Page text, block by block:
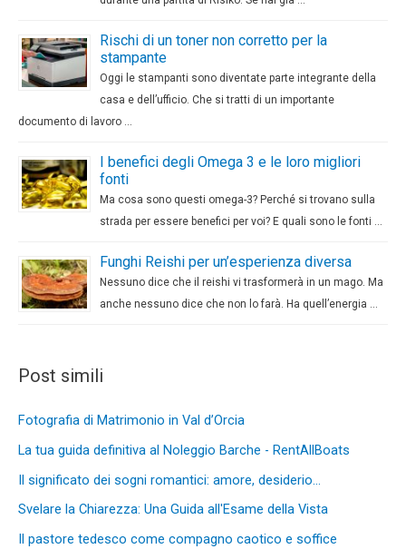
Rischi di un toner non corretto per la
stampante
Oggi le stampanti sono diventate parte integrante della
casa e dell’ufficio. Che si tratti di un importante
documento di lavoro …
I benefici degli Omega 3 e le loro migliori
fonti
Ma cosa sono questi omega-3? Perché si trovano sulla
strada per essere benefici per voi? E quali sono le fonti …
Funghi Reishi per un’esperienza diversa
Nessuno dice che il reishi vi trasformerà in un mago. Ma
anche nessuno dice che non lo farà. Ha quell’energia …
Post simili
Fotografia di Matrimonio in Val d’Orcia
La tua guida definitiva al Noleggio Barche - RentAllBoats
Il significato dei sogni romantici: amore, desiderio…
Svelare la Chiarezza: Una Guida all'Esame della Vista
Il pastore tedesco come compagno caotico e soffice